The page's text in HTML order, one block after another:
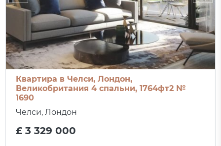
Квартира в Челси, Лондон,
Великобритания 4 спальни, 1764фт2 №
1690
Челси, Лондон
£ 3 329 000